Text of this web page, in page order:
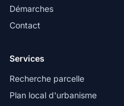
Démarches
Contact
Services
Recherche parcelle
Plan local d'urbanisme